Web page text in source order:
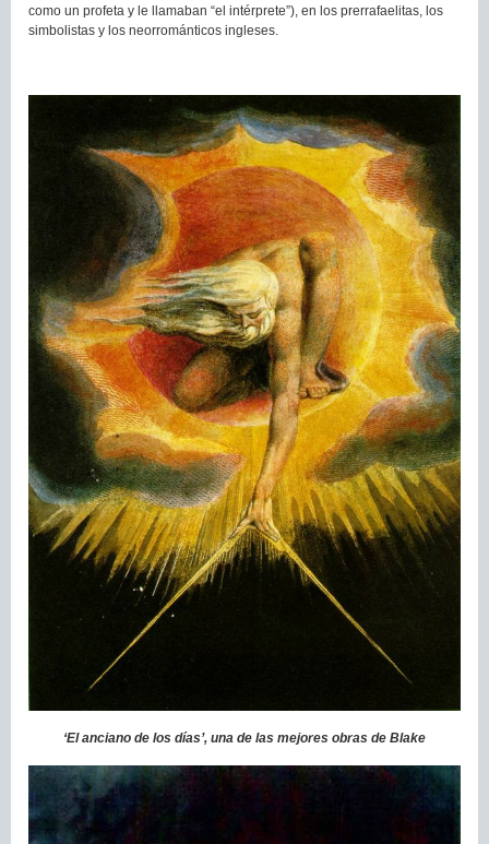
como un profeta y le llamaban “el intérprete”), en los prerrafaelitas, los
simbolistas y los neorrománticos ingleses.
‘El anciano de los días’, una de las mejores obras de Blake